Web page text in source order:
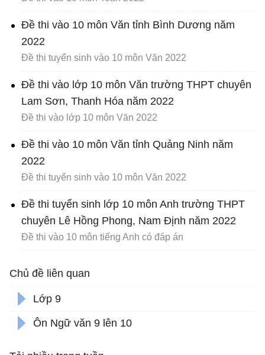
Đề thi vào 10 môn Văn tỉnh Bình Dương năm
2022
Đề thi tuyển sinh vào 10 môn Văn 2022
Đề thi vào lớp 10 môn Văn trường THPT chuyên
Lam Sơn, Thanh Hóa năm 2022
Đề thi vào lớp 10 môn Văn 2022
Đề thi vào 10 môn Văn tỉnh Quảng Ninh năm
2022
Đề thi tuyển sinh vào 10 môn Văn 2022
Đề thi tuyển sinh lớp 10 môn Anh trường THPT
chuyên Lê Hồng Phong, Nam Định năm 2022
Đề thi vào 10 môn tiếng Anh có đáp án
Chủ đề liên quan
Lớp 9
Ôn Ngữ văn 9 lên 10